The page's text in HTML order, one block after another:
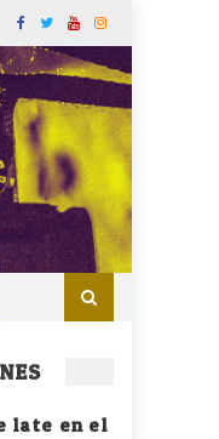
late en el